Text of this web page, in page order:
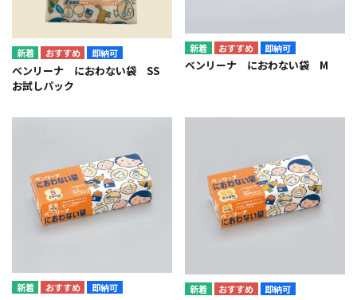
即納可
ベンリーナ におわない袋 SS
お試しパック
即納可
ベンリーナ におわない袋 M
即納可 即納可